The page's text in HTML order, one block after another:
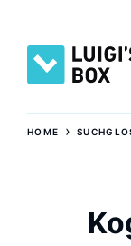
HOME ›